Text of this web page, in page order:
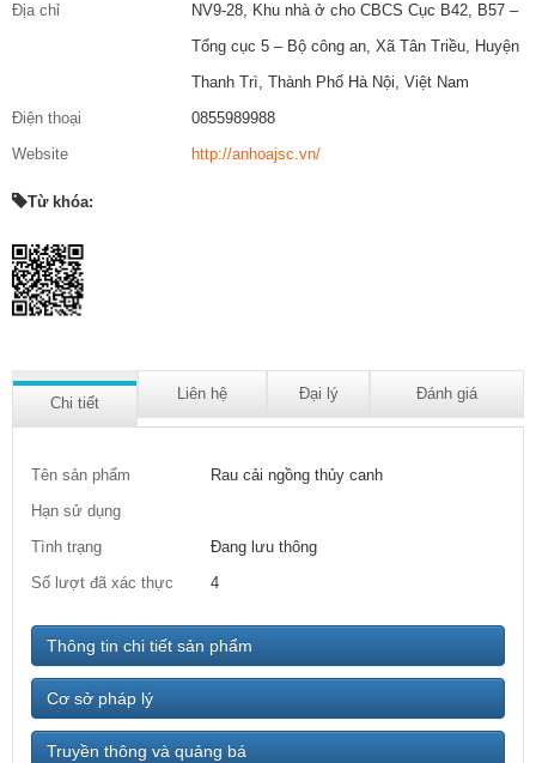
Địa chỉ
NV9-28, Khu nhà ở cho CBCS Cục B42, B57 –
Tổng cục 5 – Bộ công an, Xã Tân Triều, Huyện
Thanh Trì, Thành Phố Hà Nội, Việt Nam
Điện thoại
0855989988
Website
http://anhoajsc.vn/
Từ khóa:
Chi tiết
Liên hệ Đại lý Đánh giá
Tên sản phẩm
Rau cải ngồng thủy canh
Hạn sử dụng
Tình trạng
Đang lưu thông
Số lượt đã xác thực
4
Thông tin chi tiết sản phẩm
Cơ sở pháp lý
Truyền thông và quảng bá